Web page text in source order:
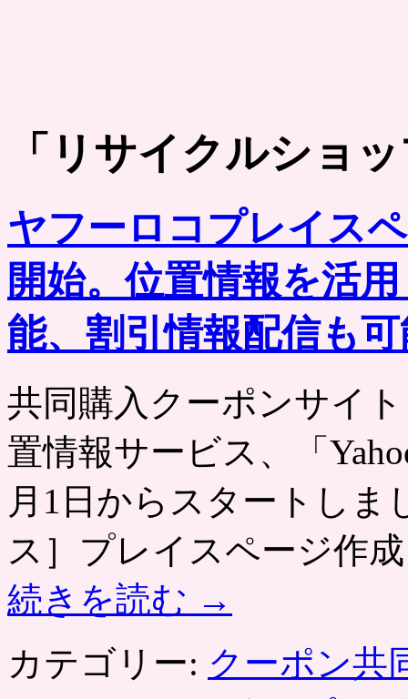
「 リサイクルショ
ヤフーロコプレイス
開始。位置情報を活
能、割引情報配信も
共同購入クーポンサイ
置情報サービス、「
月1日からスタートし
ス］プレイスページ作
続きを読む →
カテゴリー: クーポン共